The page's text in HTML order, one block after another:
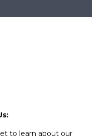
to learn about our